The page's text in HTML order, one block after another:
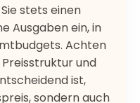
stets einen
Ausgaben ein, in
Achten
und
ist,
sondern auch